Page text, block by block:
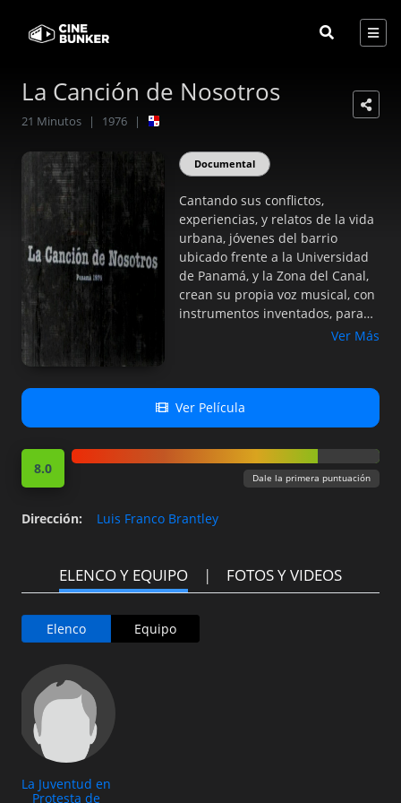
La Canción de Nosotros
21 Minutos | 1976 |
Documental
Cantando sus conflictos,
experiencias, y relatos de la vida
urbana, jóvenes del barrio
ubicado frente a la Universidad
de Panamá, y la Zona del Canal,
crean su propia voz musical, con
instrumentos inventados, para
brindar ante la vida sus alegrías,
esa tierra ocupada.
Ver Más
Ver Película
8.0
Dale la primera puntuación
Dirección: Luis Franco Brantley
ELENCO Y EQUIPO FOTOS Y VIDEOS
Elenco Equipo
La Juventud en
Protesta de